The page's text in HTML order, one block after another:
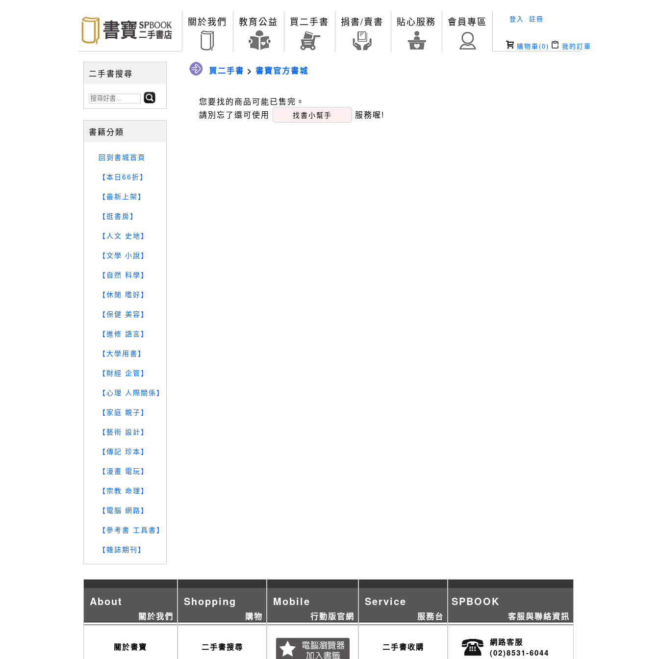
關於我們 教育公益 買二手書 捐書/賣書 貼心服務 會員專區 登入 註冊
購物車(0) 我的訂單
二手書搜尋
書籍分類
回到書城首頁
【本日66折】
【最新上架】
【逛書房】
【人文 史地】
【文學 小說】
【自然 科學】
【休閒 嗜好】
【保健 美容】
【進修 語言】
【大學用書】
【財經 企管】
【心理 人際關係】
【家庭 親子】
【藝術 設計】
【傳記 珍本】
【漫畫 電玩】
【宗教 命理】
【電腦 網路】
【參考書 工具書】
【雜誌期刊】
買二手書 > 書寶官方書城
您要找的商品可能已售完。
請別忘了還可使用
找書小幫手 服務喔!
About
關於我們
關於書寶
Shopping
購物
二手書搜尋
Mobile
行動版官網
Service
服務台
二手書收購
SPBOOK
客服與聯絡資訊
網路客服
(02)8531-6044